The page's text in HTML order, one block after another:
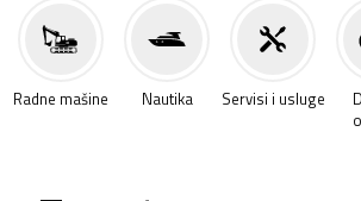
Radne mašine Nautika Servisi i usluge